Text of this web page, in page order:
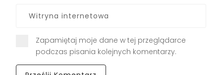
Zapamiętaj moje dane w tej przeglądarce
podczas pisania kolejnych komentarzy.